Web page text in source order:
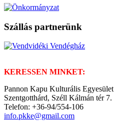
Szállás partnerünk
KERESSEN MINKET:
Pannon Kapu Kulturális Egyesület
Szentgotthárd, Széll Kálmán tér 7.
Telefon: +36-94/554-106
info.pkke@gmail.com